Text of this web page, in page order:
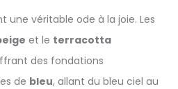
une véritable ode à la joie. Les
et le terracotta
des fondations
de bleu, allant du bleu ciel au